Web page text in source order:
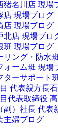
猪名川店 現場
店 現場ブログ
店 現場ブログ
北店 現場ブロ
班 現場ブログ
リング・防水
ォーム班 現場
ターサポート
代表親方長
代表取締役
副）社長 代表
主婦ブログ